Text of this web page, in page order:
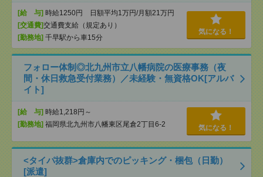
[給 与] 時給1250円 日額平均1万円/月額21万円
[交通費]交通費支給（規定あり）
[勤務地] 千早駅から車15分
気になる！
フォロー体制◎北九州市立八幡病院の医療事務（夜
間・休日救急受付業務）／未経験・無資格OK[アルバ
イト]
[給 与] 時給1,218円～
[勤務地] 福岡県北九州市八幡東区尾倉2丁目6-2 気になる！
<タイパ抜群>倉庫内でのピッキング・梱包（日勤）
[派遣]